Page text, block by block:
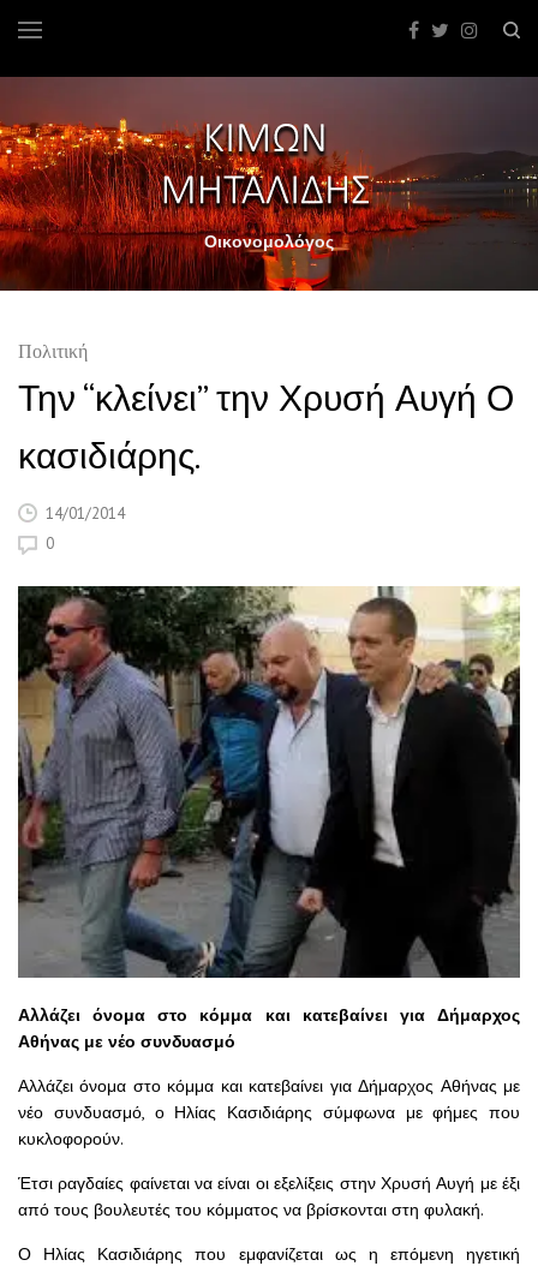
Οικονομολόγος
Πολιτική
Την “κλείνει” την Χρυσή Αυγή Ο
κασιδιάρης.
14/01/2014
0
Αλλάζει όνομα στο κόμμα και κατεβαίνει για Δήμαρχος
Αθήνας με νέο συνδυασμό
Αλλάζει όνομα στο κόμμα και κατεβαίνει για Δήμαρχος Αθήνας με
νέο συνδυασμό, ο Ηλίας Κασιδιάρης σύμφωνα με φήμες που
κυκλοφορούν.
Έτσι ραγδαίες φαίνεται να είναι οι εξελίξεις στην Χρυσή Αυγή με έξι
από τους βουλευτές του κόμματος να βρίσκονται στη φυλακή.
Ο Ηλίας Κασιδιάρης που εμφανίζεται ως η επόμενη ηγετική